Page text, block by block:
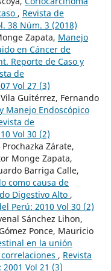
, Revista de
38 Núm. 3 (2018)
Zapata, Manejo
en Cáncer de
Reporte de Caso y
de
Vol 27 (3)
Guitérrez, Fernando
Manejo Endoscópico
de
Vol 30 (2)
Zárate,
Monge Zapata,
Barriga Calle,
como causa de
Digestivo Alto ,
Perú: 2010 Vol 30 (2)
Sánchez Lihon,
Ponce, Mauricio
en la unión
, Revista
Vol 21 (3)